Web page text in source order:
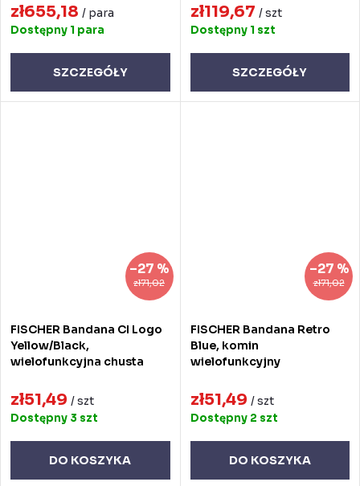
zł655,18 / para
Dostępny 1 para
SZCZEGÓŁY
zł119,67 / szt
Dostępny 1 szt
SZCZEGÓŁY
zł71,02
–27 %
FISCHER Bandana CI Logo
Yellow/Black,
wielofunkcyjna chusta
zł51,49 / szt
Dostępny 3 szt
DO KOSZYKA
zł71,02
–27 %
FISCHER Bandana Retro
Blue, komin
wielofunkcyjny
zł51,49 / szt
Dostępny 2 szt
DO KOSZYKA